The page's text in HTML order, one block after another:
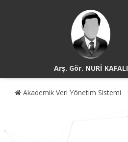
Arş. Gör. NURİ KAFALI
Akademik Veri Yönetim Sistemi